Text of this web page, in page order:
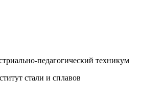
педагогический техникум
стали и сплавов